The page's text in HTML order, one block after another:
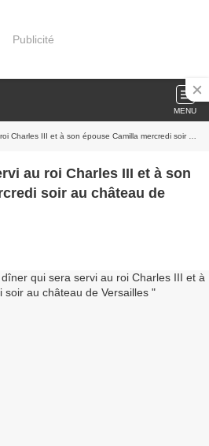
Publicité
MENU
III et à son épouse Camilla mercredi soir au château de Versailles
au roi Charles III et à son
soir au château de